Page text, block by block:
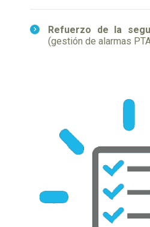
Refuerzo de la
(gestión de alarmas